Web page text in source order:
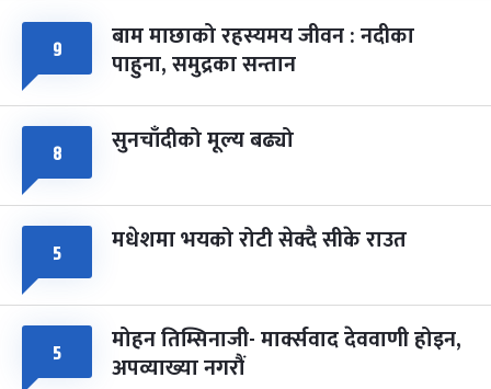
८ फागुपूर्णिमा
चैत्र ८, २०८३-Mar 22, 2027
७ महिना बाँकी
९ बाम माछाको रहस्यमय जीवन : नदीका
पाहुना, समुद्रका सन्तान
८ सुनचाँदीको मूल्य बढ्यो
५ मधेशमा भयको रोटी सेक्दै सीके राउत
५ मोहन तिम्सिनाजी- मार्क्सवाद देववाणी होइन,
अपव्याख्या नगरौं